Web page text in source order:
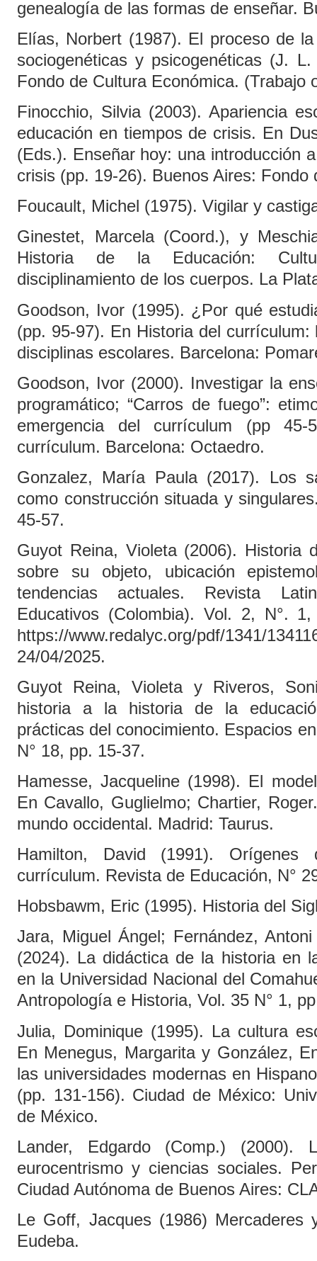
genealogía de las formas de enseñar.
Elías, Norbert (1987). El proceso de
sociogenéticas y psicogenéticas (J.
Fondo de Cultura Económica. (Trabajo
Finocchio, Silvia (2003). Apariencia
educación en tiempos de crisis. En
(Eds.). Enseñar hoy: una introducción
crisis (pp. 19-26). Buenos Aires: Fondo
Foucault, Michel (1975). Vigilar y
Ginestet, Marcela (Coord.), y
Historia de la Educación:
disciplinamiento de los cuerpos. La
Goodson, Ivor (1995). ¿Por qué
(pp. 95-97). En Historia del
disciplinas escolares. Barcelona:
Goodson, Ivor (2000). Investigar la
programático; “Carros de fuego”:
emergencia del currículum (pp
currículum. Barcelona: Octaedro.
Gonzalez, María Paula (2017). Los
como construcción situada y
45-57.
Guyot Reina, Violeta (2006). Historia
sobre su objeto, ubicación
tendencias actuales. Revista
Educativos (Colombia). Vol. 2, N°.
https://www.redalyc.org/pdf/1341/
24/04/2025.
Guyot Reina, Violeta y Riveros,
historia a la historia de la
prácticas del conocimiento. Espacios
N° 18, pp. 15-37.
Hamesse, Jacqueline (1998). El
En Cavallo, Guglielmo; Chartier,
mundo occidental. Madrid: Taurus.
Hamilton, David (1991).
currículum. Revista de Educación, N°
Hobsbawm, Eric (1995). Historia del
Jara, Miguel Ángel; Fernández,
(2024). La didáctica de la historia en
en la Universidad Nacional del
Antropología e Historia, Vol. 35 N° 1,
Julia, Dominique (1995). La cultura
En Menegus, Margarita y González,
las universidades modernas en
(pp. 131-156). Ciudad de México:
de México.
Lander, Edgardo (Comp.) (2000).
eurocentrismo y ciencias sociales.
Ciudad Autónoma de Buenos Aires:
Le Goff, Jacques (1986) Mercaderes
Eudeba.